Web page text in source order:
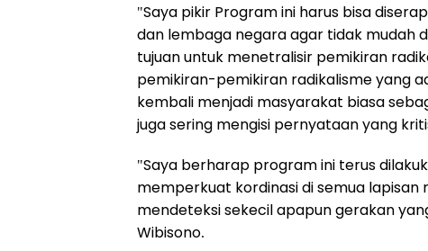
"Saya pikir Program ini harus bisa
dan lembaga negara agar tidak mudah
tujuan untuk menetralisir pemikiran
pemikiran-pemikiran radikalisme yang
kembali menjadi masyarakat biasa
juga sering mengisi pernyataan yang
"Saya berharap program ini terus
memperkuat kordinasi di semua
mendeteksi sekecil apapun gerakan
Wibisono.